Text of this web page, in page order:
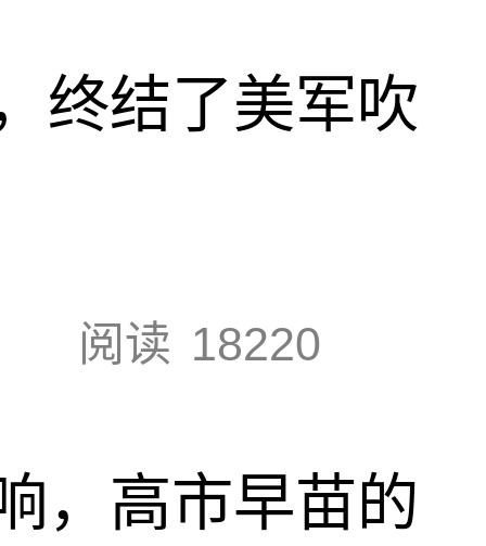
终结了美军吹
阅读 18220
，高市早苗的